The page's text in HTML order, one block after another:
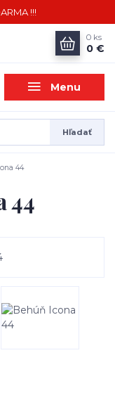
!!!
Menu
Hľadať
0 ks
0 €
44
44